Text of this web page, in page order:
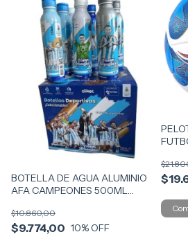
BOTELLA DE AGUA ALUMINIO
AFA CAMPEONES 500ML
$9.774,00
$10.860,00
10% OFF